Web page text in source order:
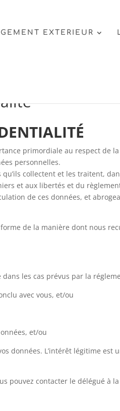
EXTERIEUR
primordiale au respect
personnelles.
qu’ils collectent et les traitent,
et aux libertés et du
de ces données, et
de la manière dont nous
les cas prévus par la
avec vous, et/ou
et/ou
données. L’intérêt légitime est
pouvez contacter le délégué à